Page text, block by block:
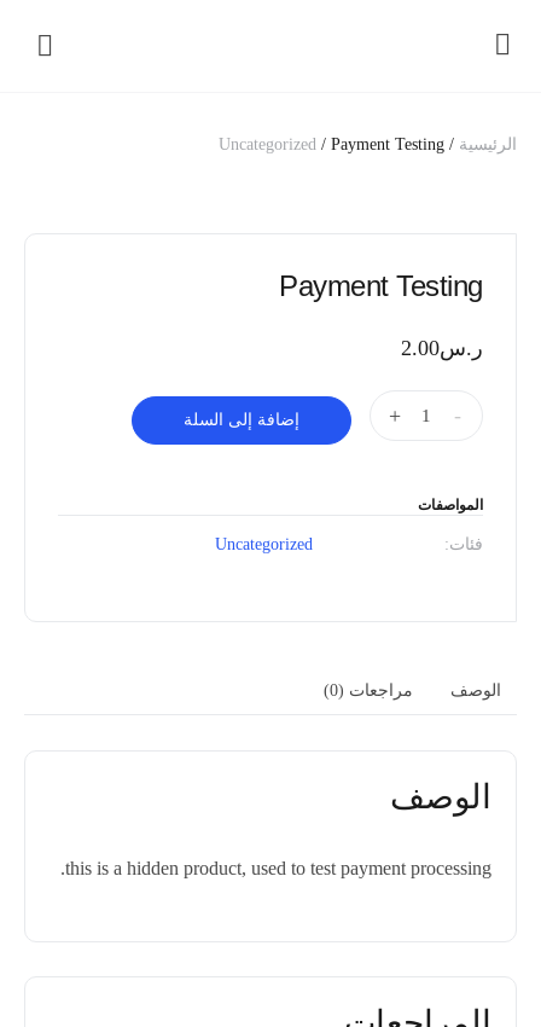
الرئيسية /
Uncategorized / Payment Testing
Payment Testing
ر.س2.00
-
+ إضافة إلى السلة
المواصفات
فئات: Uncategorized
الوصف مراجعات (0)
الوصف
this is a hidden product, used to test payment processing.